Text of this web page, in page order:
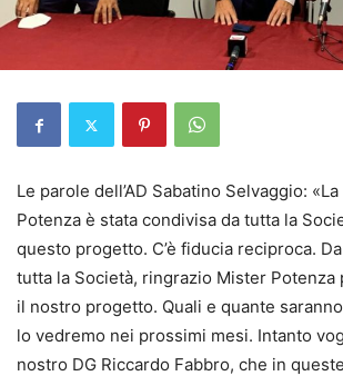
Le parole dell’AD Sabatino Selvaggio:
Potenza è stata condivisa da tutta la
questo progetto. C’è fiducia reciproca.
tutta la Società, ringrazio Mister Potenza
il nostro progetto. Quali e quante
lo vedremo nei prossimi mesi. Intanto
nostro DG Riccardo Fabbro, che in